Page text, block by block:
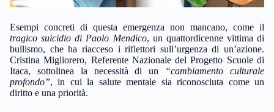
Esempi concreti di questa emergenza non mancano, come il
tragico suicidio di Paolo Mendico, un quattordicenne vittima di
bullismo, che ha riacceso i riflettori sull’urgenza di un’azione.
Cristina Migliorero, Referente Nazionale del Progetto Scuole di
Itaca, sottolinea la necessità di un
“cambiamento culturale
profondo”, in cui la salute mentale sia riconosciuta come un
diritto e una priorità.